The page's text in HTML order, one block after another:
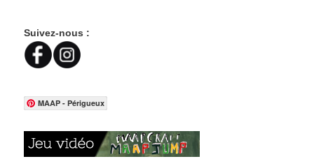
Suivez-nous :
MAAP - Périgueux